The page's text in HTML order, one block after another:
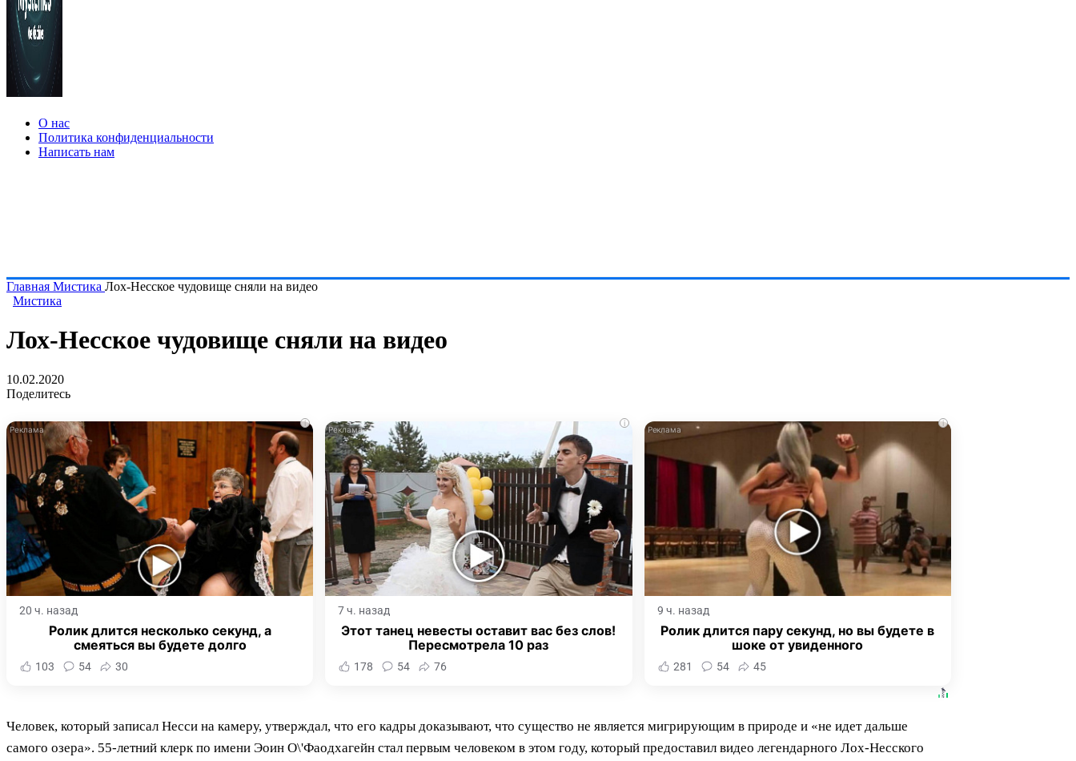
О нас
Политика конфиденциальности
Написать нам
Главная Мистика Лох-Несское чудовище сняли на видео
Мистика
Лох-Несское чудовище сняли на видео
10.02.2020
Поделитесь
i
20 ч. назад
Ролик длится несколько секунд, а
смеяться вы будете долго
103 54 30
i
7 ч. назад
Этот танец невесты оставит вас без слов!
Пересмотрела 10 раз
178 54 76
i
9 ч. назад
Ролик длится пару секунд, но вы будете в
шоке от увиденного
281 54 45
Человек, который записал Несси на камеру, утверждал, что его кадры доказывают, что существо не является мигрирующим в природе и «не идет дальше
самого озера». 55-летний клерк по имени Эоин О\'Фаодхагейн стал первым человеком в этом году, который предоставил видео легендарного Лох-Несского